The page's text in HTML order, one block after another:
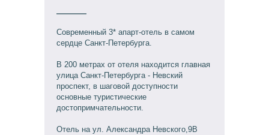
Современный 3* апарт-отель в самом
сердце Санкт-Петербурга.
В 200 метрах от отеля находится главная
улица Санкт-Петербурга - Невский
проспект, в шаговой доступности
основные туристические
достопримчательности.
Отель на ул. Александра Невского,9В